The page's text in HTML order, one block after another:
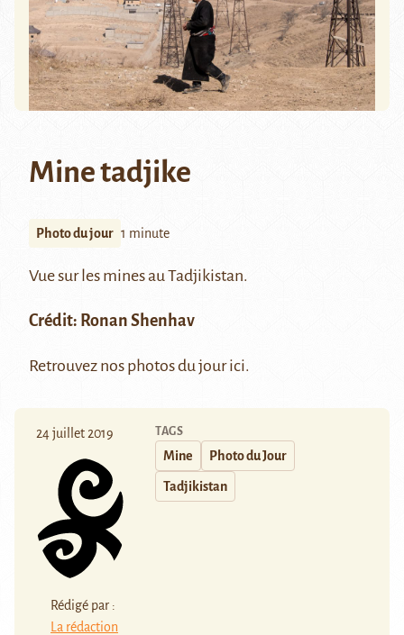
Mine tadjike
Photo du jour 1 minute
Vue sur les mines au Tadjikistan.
Crédit: Ronan Shenhav
Retrouvez nos photos du jourici.
24 juillet 2019
Rédigé par :
La rédaction
TAGS
Mine Photo du Jour
Tadjikistan